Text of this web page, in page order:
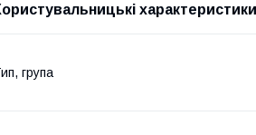
характеристики
група